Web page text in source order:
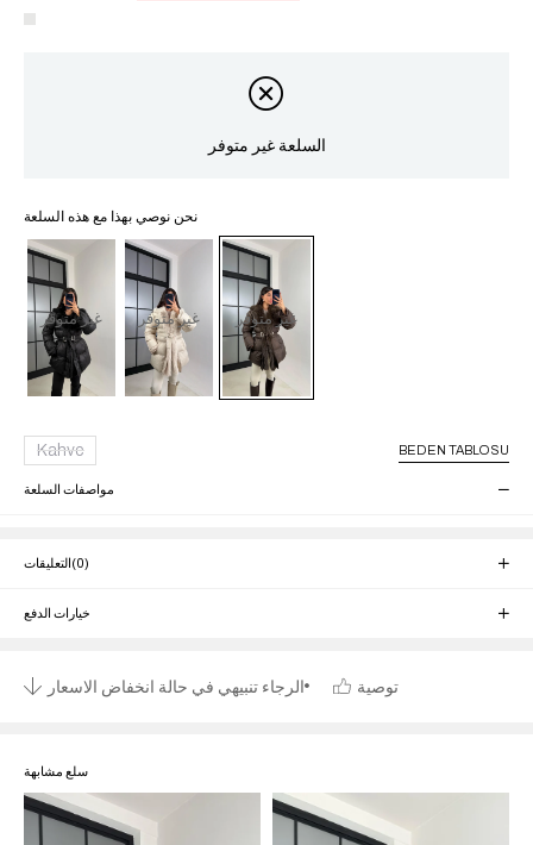
السلعة غير متوفر
نحن نوصي بهذا مع هذه السلعة
غير متوفر غير متوفر غير متوفر
Kahve BEDEN TABLOSU
مواصفات السلعة
التعليقات (0)
خيارات الدفع
الرجاء تنبيهي في حالة انخفاض الاسعار توصية
سلع مشابهة